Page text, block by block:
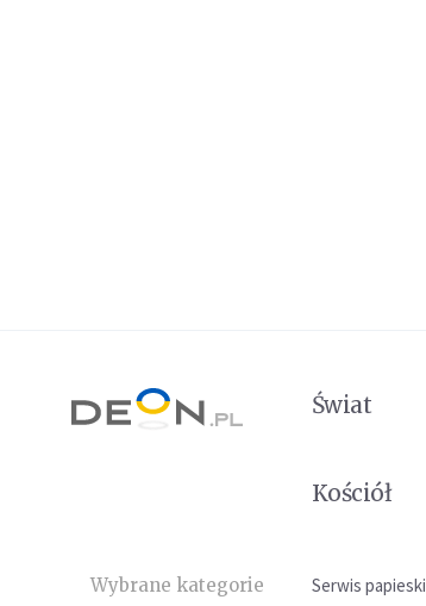
Świat
Kościół
Wybrane kategorie Serwis papieski